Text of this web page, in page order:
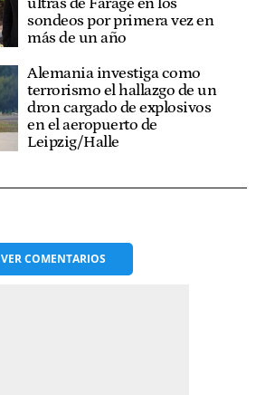
sondeos por primera vez en
más de un año
Alemania investiga como
terrorismo el hallazgo de un
dron cargado de explosivos
en el aeropuerto de
Leipzig/Halle
VERCOMENTARIOS